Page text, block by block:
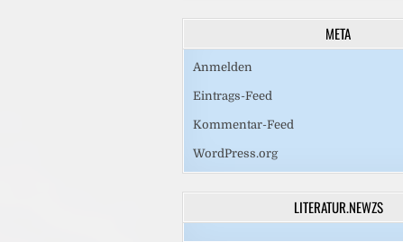
META
Anmelden
Eintrags-Feed
Kommentar-Feed
WordPress.org
LITERATUR.NEWZS